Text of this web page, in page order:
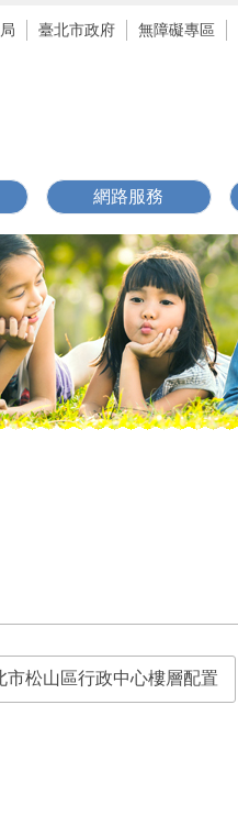
臺北市政府 無障礙專區
網路服務
市松山區行政中心樓層配置